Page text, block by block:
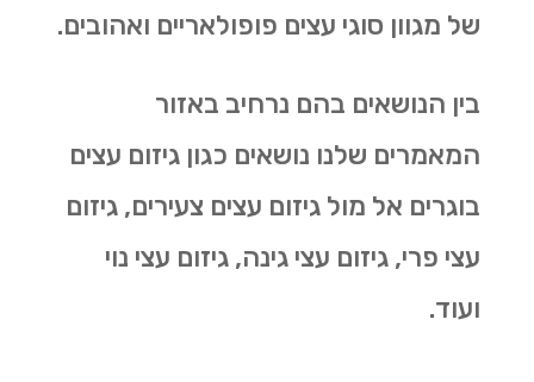
של מגוון סוגי עצים פופולאריים ואהובים.
בין הנושאים בהם נרחיב באזור
המאמרים שלנו נושאים כגון גיזום עצים
בוגרים אל מול גיזום עצים צעירים, גיזום
עצי פרי, גיזום עצי גינה, גיזום עצי נוי
ועוד.